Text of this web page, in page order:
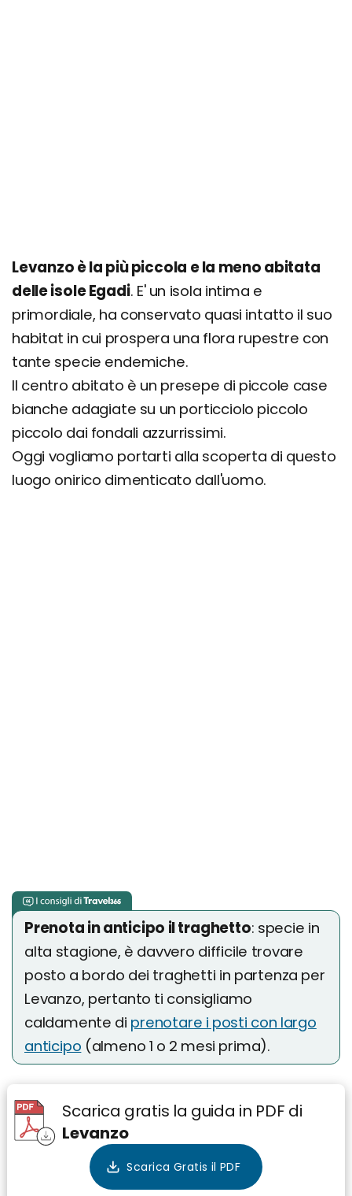
Levanzo è la più piccola e la meno abitata
delle isole Egadi. E' un isola intima e
primordiale, ha conservato quasi intatto il suo
habitat in cui prospera una flora rupestre con
tante specie endemiche.
Il centro abitato è un presepe di piccole case
bianche adagiate su un porticciolo piccolo
piccolo dai fondali azzurrissimi.
Oggi vogliamo portarti alla scoperta di questo
luogo onirico dimenticato dall'uomo.
Prenota in anticipo il traghetto: specie in
alta stagione, è davvero difficile trovare
posto a bordo dei traghetti in partenza per
Levanzo, pertanto ti consigliamo
caldamente di prenotare i posti con largo
anticipo (almeno 1 o 2 mesi prima).
Scarica gratis la guida in PDF di
Levanzo